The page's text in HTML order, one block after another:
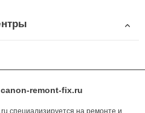
remont-fix.ru
специализируется на ремонте и